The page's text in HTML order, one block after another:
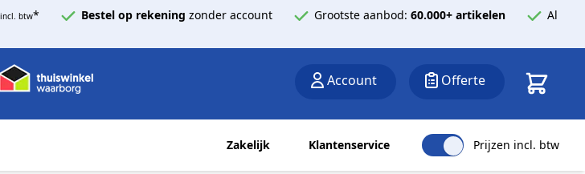
incl. btw* Bestel op rekening zonder account Grootste aanbod: 60.000+ artikelen
Al
Account Offerte
Zakelijk Klantenservice Prijzen incl. btw